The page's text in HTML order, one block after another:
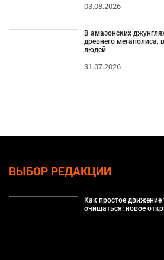
03.08.2026
В амазонских
древнего
людей
31.07.2026
ВЫБОР РЕДАКЦИИ
Как простое движение
очищаться: новое